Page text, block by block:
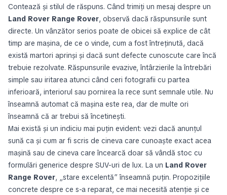
Contează și stilul de răspuns. Când trimiți un mesaj despre un
Land Rover Range Rover, observă dacă răspunsurile sunt
directe. Un vânzător serios poate de obicei să explice de cât
timp are mașina, de ce o vinde, cum a fost întreținută, dacă
există martori aprinși și dacă sunt defecte cunoscute care încă
trebuie rezolvate. Răspunsurile evazive, întârzierile la întrebări
simple sau iritarea atunci când ceri fotografii cu partea
inferioară, interiorul sau pornirea la rece sunt semnale utile. Nu
înseamnă automat că mașina este rea, dar de multe ori
înseamnă că ar trebui să încetinești.
Mai există și un indiciu mai puțin evident: vezi dacă anunțul
sună ca și cum ar fi scris de cineva care cunoaște exact acea
mașină sau de cineva care încearcă doar să vândă stoc cu
formulări generice despre SUV-uri de lux. La un Land Rover
Range Rover, „stare excelentă” înseamnă puțin. Propozițiile
concrete despre ce s-a reparat, ce mai necesită atenție și ce